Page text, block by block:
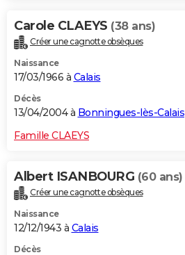
Carole CLAEYS (38 ans)
Créer une cagnotte obsèques
Naissance
17/03/1966 à Calais
Décès
13/04/2004 à Bonningues-lès-Calais
Famille CLAEYS
Albert ISANBOURG (60 ans)
Créer une cagnotte obsèques
Naissance
12/12/1943 à Calais
Décès